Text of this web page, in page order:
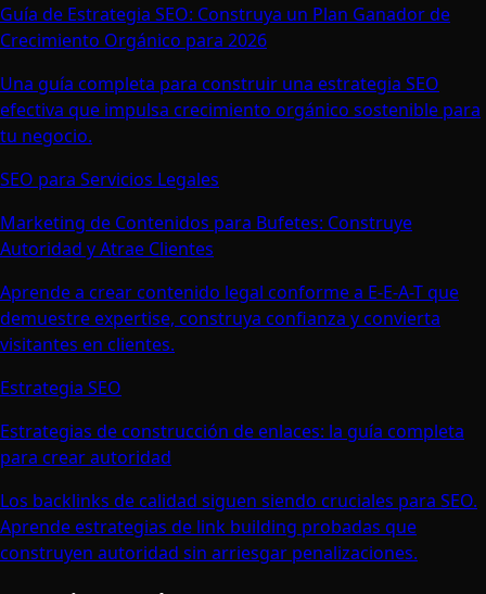
Guía de Estrategia SEO: Construya un Plan Ganador de
Crecimiento Orgánico para 2026
Una guía completa para construir una estrategia SEO
efectiva que impulsa crecimiento orgánico sostenible para
tu negocio.
SEO para Servicios Legales
Marketing de Contenidos para Bufetes: Construye
Autoridad y Atrae Clientes
Aprende a crear contenido legal conforme a E-E-A-T que
demuestre expertise, construya confianza y convierta
visitantes en clientes.
Estrategia SEO
Estrategias de construcción de enlaces: la guía completa
para crear autoridad
Los backlinks de calidad siguen siendo cruciales para SEO.
Aprende estrategias de link building probadas que
construyen autoridad sin arriesgar penalizaciones.